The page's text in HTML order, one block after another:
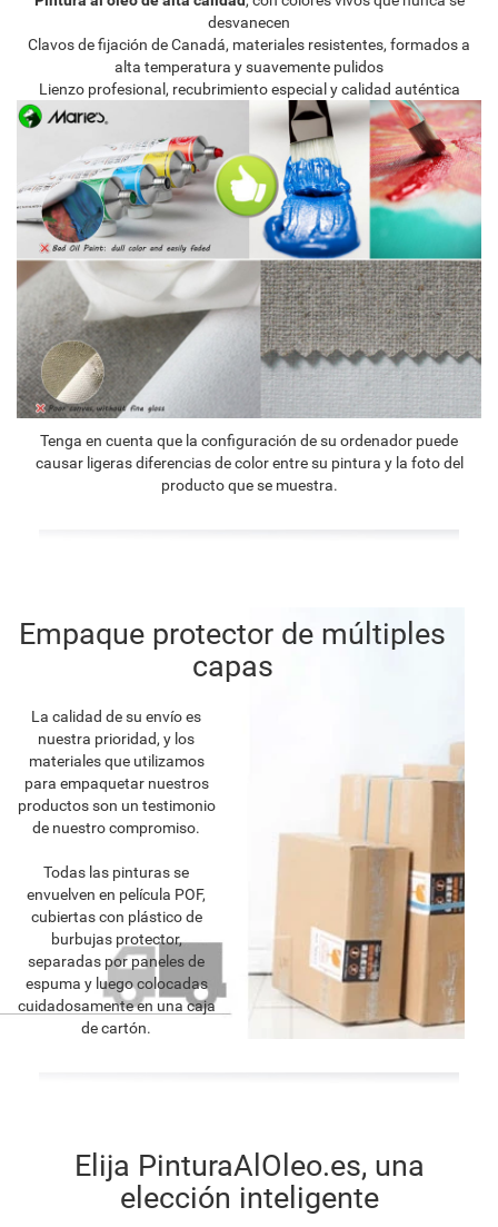
desvanecen
Clavos de fijación de Canadá, materiales resistentes, formados a
alta temperatura y suavemente pulidos
Lienzo profesional, recubrimiento especial y calidad auténtica
Tenga en cuenta que la configuración de su ordenador puede
causar ligeras diferencias de color entre su pintura y la foto del
producto que se muestra.
Empaque protector de múltiples
capas
La calidad de su envío es
nuestra prioridad, y los
materiales que utilizamos
para empaquetar nuestros
productos son un testimonio
de nuestro compromiso.
Todas las pinturas se
envuelven en película POF,
cubiertas con plástico de
burbujas protector,
separadas por paneles de
espuma y luego colocadas
cuidadosamente en una caja
de cartón.
Elija PinturaAlOleo.es, una
elección inteligente